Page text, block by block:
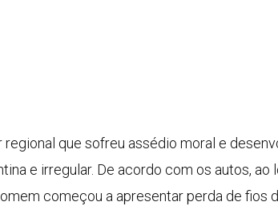
que sofreu assédio moral e
e irregular. De acordo com os autos, ao
começou a apresentar perda de fios